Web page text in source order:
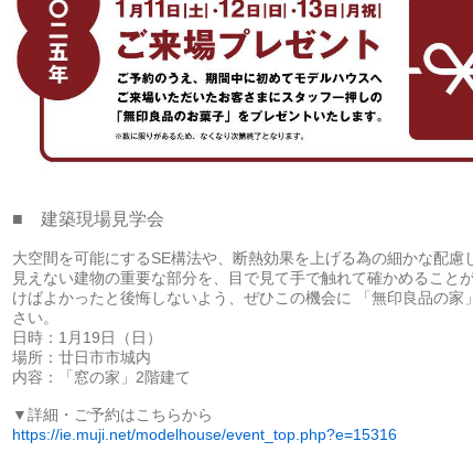
■ 建築現場見学会
大空間を可能にするSE構法や、断熱効果を上げる為の細かな配
見えない建物の重要な部分を、目で見て手で触れて確かめること
けばよかったと後悔しないよう、ぜひこの機会に 「無印良品の
さい。
日時：1月19日（日）
場所：廿日市市城内
内容：「窓の家」2階建て
▼詳細・ご予約はこちらから
https://ie.muji.net/modelhouse/event_top.php?e=15316